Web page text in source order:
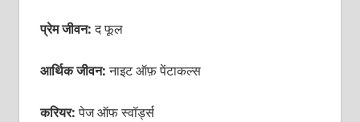
प्रेम जीवन:द फूल
आर्थिक जीवन:नाइट ऑफ़ पेंटाकल्स
करियर:पेज ऑफ स्वॉर्ड्स